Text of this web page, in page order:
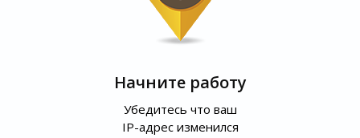
Начните работу
Убедитесь что ваш
IP-адрес изменился